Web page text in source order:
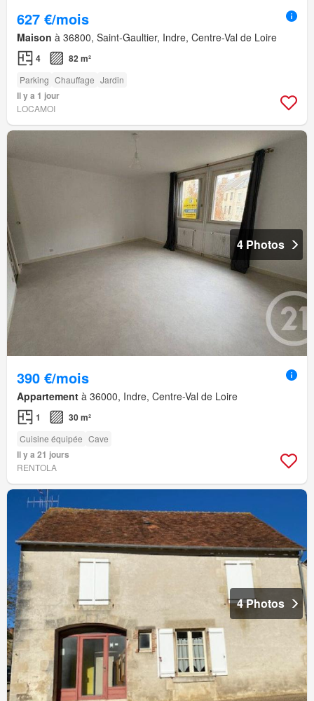
627 €/mois
Maison à 36800, Saint-Gaultier, Indre, Centre-Val de Loire
4 82 m²
Parking Chauffage Jardin
Il y a 1 jour
LOCAMOI
4 Photos
390 €/mois
Appartement à 36000, Indre, Centre-Val de Loire
1 30 m²
Cuisine équipée Cave
Il y a 21 jours
RENTOLA
4 Photos